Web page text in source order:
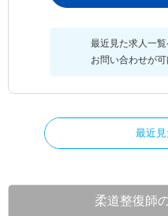
最近見た求人一覧
お問い合わせが可
最近
柔道整復師